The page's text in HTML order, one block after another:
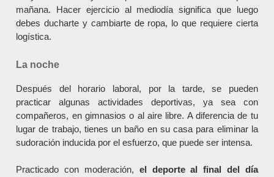
mañana. Hacer ejercicio al mediodía significa que luego
debes ducharte y cambiarte de ropa, lo que requiere cierta
logística.
La noche
Después del horario laboral, por la tarde, se pueden
practicar algunas actividades deportivas, ya sea con
compañeros, en gimnasios o al aire libre. A diferencia de tu
lugar de trabajo, tienes un baño en su casa para eliminar la
sudoración inducida por el esfuerzo, que puede ser intensa.
Practicado con moderación, el deporte al final del día